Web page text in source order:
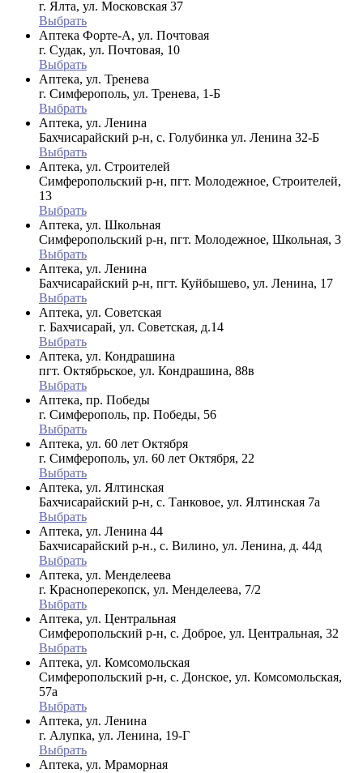
г. Ялта, ул. Московская 37
Выбрать
Аптека Форте-А, ул. Почтовая
г. Судак, ул. Почтовая, 10
Выбрать
Аптека, ул. Тренева
г. Симферополь, ул. Тренева, 1-Б
Выбрать
Аптека, ул. Ленина
Бахчисарайский р-н, с. Голубинка ул. Ленина 32-Б
Выбрать
Аптека, ул. Строителей
Симферопольский р-н, пгт. Молодежное, Строителей,
13
Выбрать
Аптека, ул. Школьная
Симферопольский р-н, пгт. Молодежное, Школьная, 3
Выбрать
Аптека, ул. Ленина
Бахчисарайский р-н, пгт. Куйбышево, ул. Ленина, 17
Выбрать
Аптека, ул. Советская
г. Бахчисарай, ул. Советская, д.14
Выбрать
Аптека, ул. Кондрашина
пгт. Октябрьское, ул. Кондрашина, 88в
Выбрать
Аптека, пр. Победы
г. Симферополь, пр. Победы, 56
Выбрать
Аптека, ул. 60 лет Октября
г. Симферополь, ул. 60 лет Октября, 22
Выбрать
Аптека, ул. Ялтинская
Бахчисарайский р-н, с. Танковое, ул. Ялтинская 7а
Выбрать
Аптека, ул. Ленина 44
Бахчисарайский р-н., с. Вилино, ул. Ленина, д. 44д
Выбрать
Аптека, ул. Менделеева
г. Красноперекопск, ул. Менделеева, 7/2
Выбрать
Аптека, ул. Центральная
Симферопольский р-н, с. Доброе, ул. Центральная, 32
Выбрать
Аптека, ул. Комсомольская
Симферопольский р-н, с. Донское, ул. Комсомольская,
57а
Выбрать
Аптека, ул. Ленина
г. Алупка, ул. Ленина, 19-Г
Выбрать
Аптека, ул. Мраморная